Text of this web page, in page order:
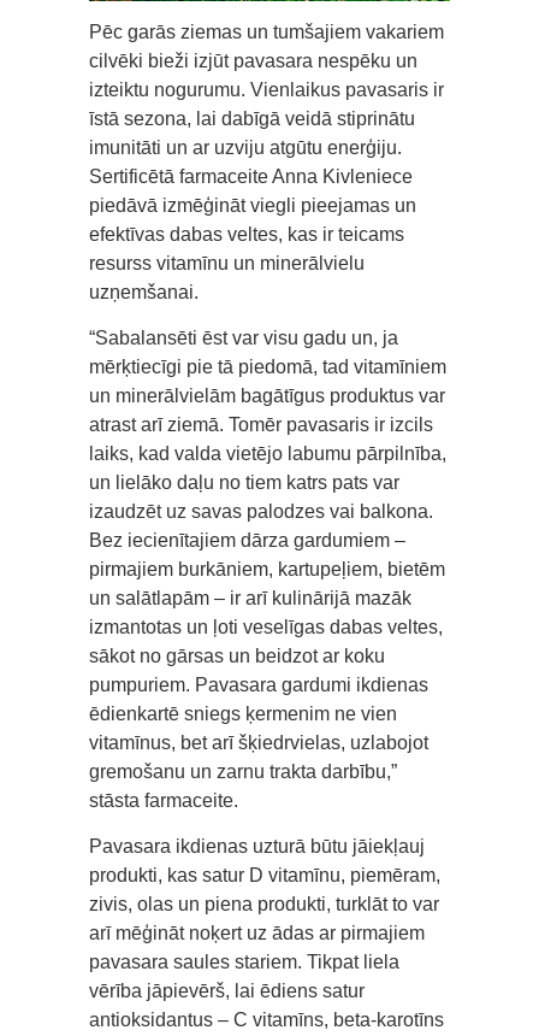
Pēc garās ziemas un tumšajiem vakariem
cilvēki bieži izjūt pavasara nespēku un
izteiktu nogurumu. Vienlaikus pavasaris ir
īstā sezona, lai dabīgā veidā stiprinātu
imunitāti un ar uzviju atgūtu enerģiju.
Sertificētā farmaceite Anna Kivleniece
piedāvā izmēģināt viegli pieejamas un
efektīvas dabas veltes, kas ir teicams
resurss vitamīnu un minerālvielu
uzņemšanai.
“Sabalansēti ēst var visu gadu un, ja
mērķtiecīgi pie tā piedomā, tad vitamīniem
un minerālvielām bagātīgus produktus var
atrast arī ziemā. Tomēr pavasaris ir izcils
laiks, kad valda vietējo labumu pārpilnība,
un lielāko daļu no tiem katrs pats var
izaudzēt uz savas palodzes vai balkona.
Bez iecienītajiem dārza gardumiem –
pirmajiem burkāniem, kartupeļiem, bietēm
un salātlapām – ir arī kulinārijā mazāk
izmantotas un ļoti veselīgas dabas veltes,
sākot no gārsas un beidzot ar koku
pumpuriem. Pavasara gardumi ikdienas
ēdienkartē sniegs ķermenim ne vien
vitamīnus, bet arī šķiedrvielas, uzlabojot
gremošanu un zarnu trakta darbību,”
stāsta farmaceite.
Pavasara ikdienas uzturā būtu jāiekļauj
produkti, kas satur D vitamīnu, piemēram,
zivis, olas un piena produkti, turklāt to var
arī mēģināt noķert uz ādas ar pirmajiem
pavasara saules stariem. Tikpat liela
vērība jāpievērš, lai ēdiens satur
antioksidantus – C vitamīns, beta-karotīns